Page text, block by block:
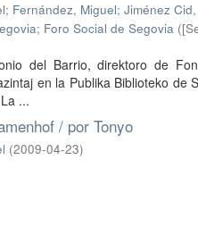
; Fernández, Miguel; Jiménez
; Foro Social de Segovia (
del Barrio, direktoro de
en la Publika Biblioteko de
...
/ por Tonyo
(2009-04-23)